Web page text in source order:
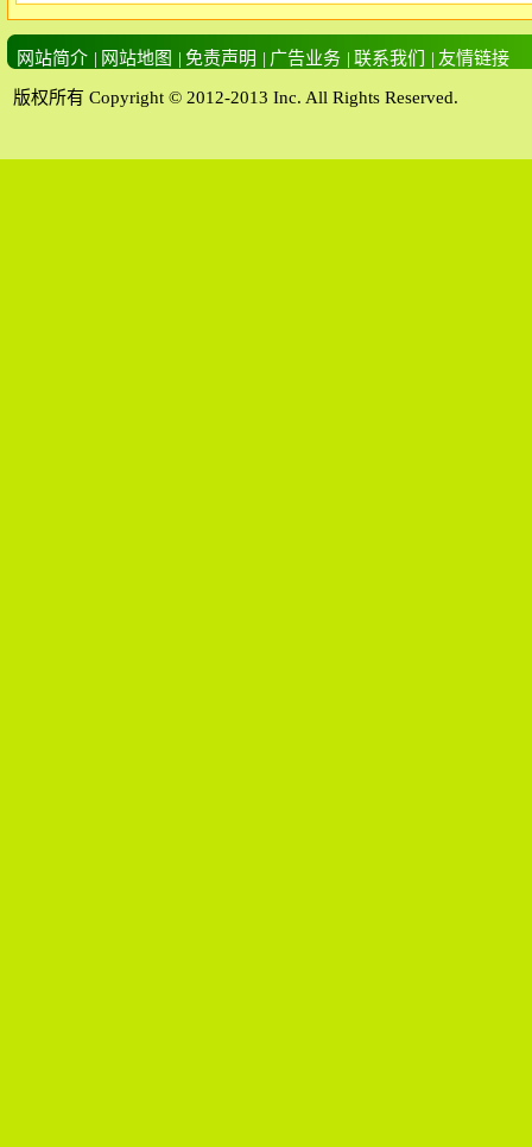
网站简介 | 网站地图 | 免责声明 | 广告业务 | 联系我们 | 友情链接
版权所有 Copyright © 2012-2013 Inc. All Rights Reserved.